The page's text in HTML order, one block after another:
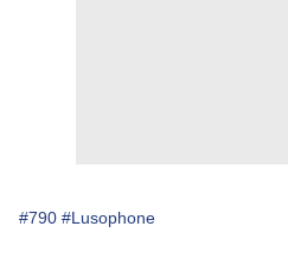
#790 #Lusophone